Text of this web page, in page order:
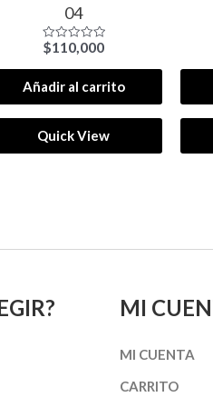
04
Valorado
0
de
5
$110,000
Añadir al carrito
Quick View
MI
MI CUENTA
CARRITO